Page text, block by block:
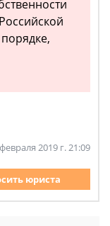
2019 г. 21:09
юриста